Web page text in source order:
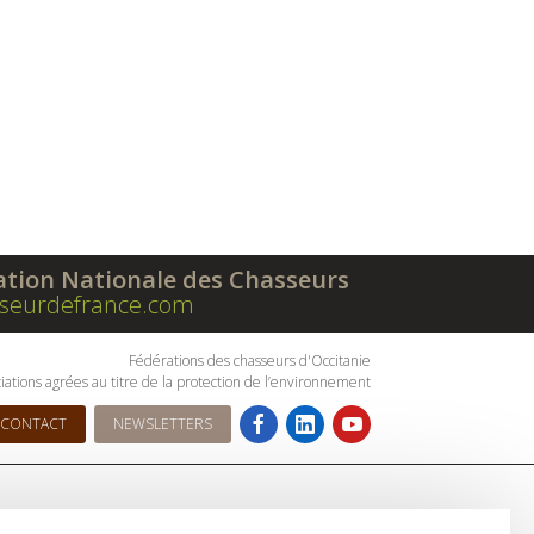
Nationale des Chasseurs
Fédérations des chasseurs d'Occitanie
agrées au titre de la protection de l’environnement
CONTACT NEWSLETTERS